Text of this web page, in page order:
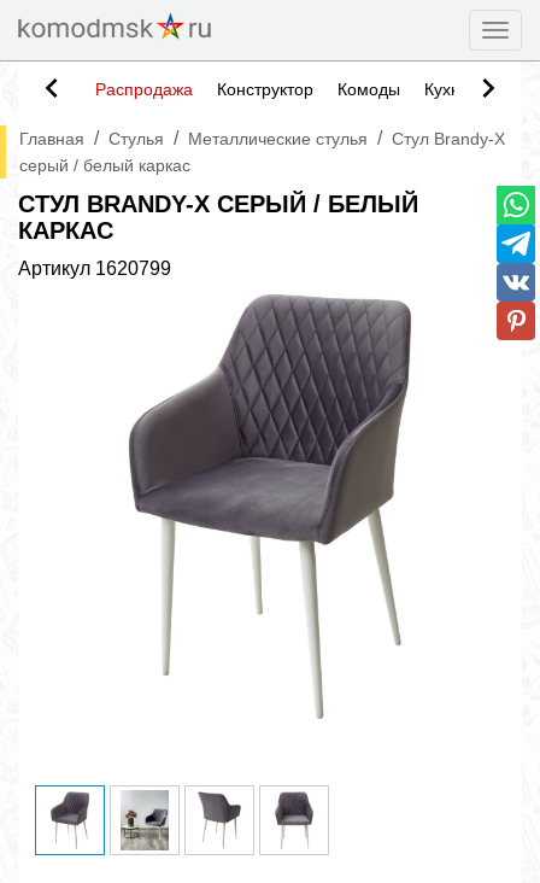
Распродажа Конструктор Комоды Кухни
Главная / Стулья / Металлические стулья / Стул Brandy-X
серый / белый каркас
СТУЛ BRANDY-X СЕРЫЙ / БЕЛЫЙ
КАРКАС
Артикул 1620799